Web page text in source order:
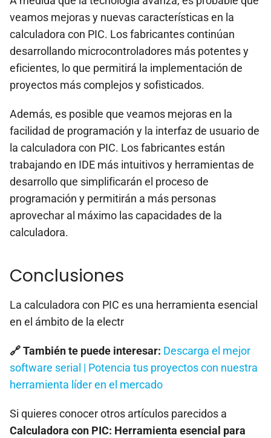
veamos mejoras y nuevas características en la
calculadora con PIC. Los fabricantes continúan
desarrollando microcontroladores más potentes y
eficientes, lo que permitirá la implementación de
proyectos más complejos y sofisticados.
Además, es posible que veamos mejoras en la
facilidad de programación y la interfaz de usuario de
la calculadora con PIC. Los fabricantes están
trabajando en IDE más intuitivos y herramientas de
desarrollo que simplificarán el proceso de
programación y permitirán a más personas
aprovechar al máximo las capacidades de la
calculadora.
Conclusiones
La calculadora con PIC es una herramienta esencial
en el ámbito de la electr
🔗 También te puede interesar: Descarga el mejor
software serial | Potencia tus proyectos con nuestra
herramienta líder en el mercado
Si quieres conocer otros artículos parecidos a
Calculadora con PIC: Herramienta esencial para